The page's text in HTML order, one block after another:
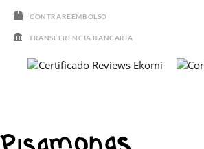
CONTRAREEMBOLSO
TRANSFERENCIA BANCARIA